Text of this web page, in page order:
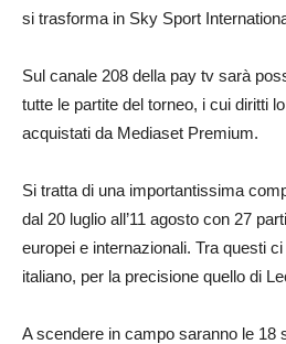
si trasforma in Sky Sport
Sul canale 208 della pay tv sarà
tutte le partite del torneo, i cui diritti
acquistati da Mediaset Premium.
Si tratta di una importantissima
dal 20 luglio all’11 agosto con 27
europei e internazionali. Tra questi
italiano, per la precisione quello di
A scendere in campo saranno le 18